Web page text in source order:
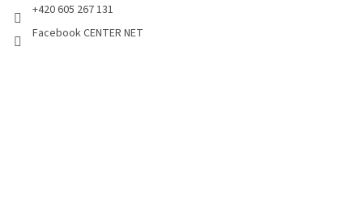
+420 605 267 131
Facebook CENTER NET